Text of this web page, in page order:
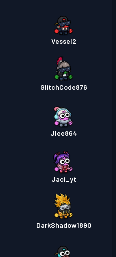
Vessel2
GlitchCode876
Jlee864
Jaci_yt
DarkShadow1890